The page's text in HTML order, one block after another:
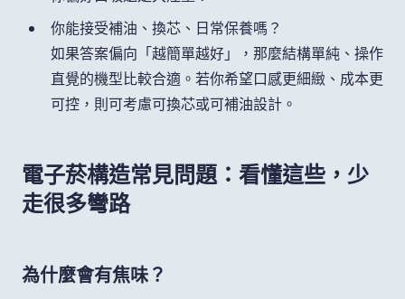
你能接受補油、換芯、日常保養嗎？
如果答案偏向「越簡單越好」，那麼結構單純、操作
直覺的機型比較合適。若你希望口感更細緻、成本更
可控，則可考慮可換芯或可補油設計。
電子菸構造常見問題：看懂這些，少
走很多彎路
為什麼會有焦味？